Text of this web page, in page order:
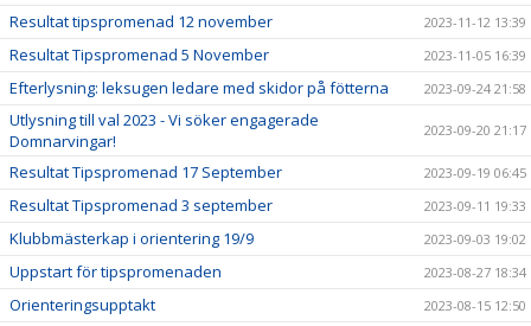
Resultat tipspromenad 12 november 2023-11-12 13:39
Resultat Tipspromenad 5 November 2023-11-05 16:39
Efterlysning: leksugen ledare med skidor på fötterna 2023-09-24 21:58
Utlysning till val 2023 - Vi söker engagerade
Domnarvingar!
2023-09-20 21:17
Resultat Tipspromenad 17 September 2023-09-19 06:45
Resultat Tipspromenad 3 september 2023-09-11 19:33
Klubbmästerkap i orientering 19/9 2023-09-03 19:02
Uppstart för tipspromenaden 2023-08-27 18:34
Orienteringsupptakt 2023-08-15 12:50